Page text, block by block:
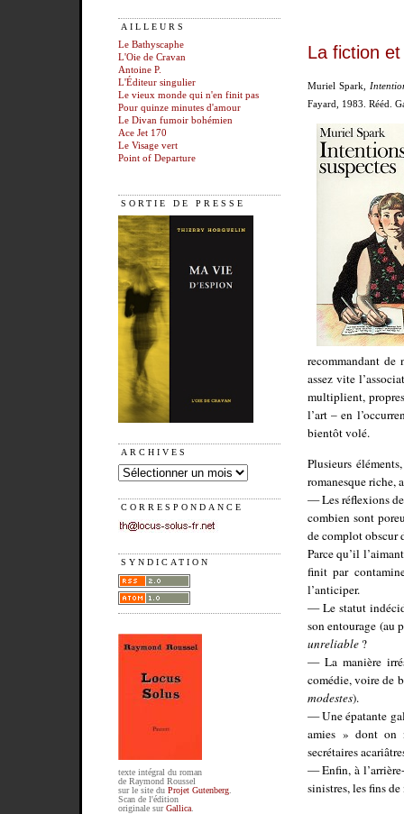
AILLEURS
Le Bathyscaphe
L'Oie de Cravan
Antoine P.
L'Éditeur singulier
Le vieux monde qui n'en finit pas
Pour quinze minutes d'amour
Le Divan fumoir bohémien
Ace Jet 170
Le Visage vert
Point of Departure
SORTIE DE PRESSE
ARCHIVES
CORRESPONDANCE
SYNDICATION
texte intégral du roman
de Raymond Roussel
sur le site du Projet Gutenberg.
Scan de l'édition
originale surGallica.
La fiction
Muriel Spark,
Fayard, 1983. Rééd.
recommandant
assez vite
multiplient,
l’art – en
bientôt volé.
Plusieurs
romanesque riche,
— Les réflexions de
combien sont
de complot obscur
Parce qu’il
finit par
l’anticiper.
— Le statut
son entourage (au
unreliable?
— La manière
comédie, voire de
modestes).
— Une épatante
amies » dont on
secrétaires
— Enfin, à
sinistres, les fins